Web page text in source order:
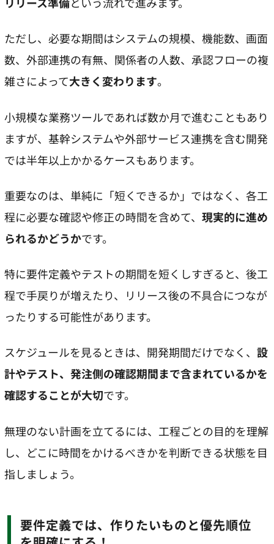
ただし、必要な期間はシステムの規模、機能数、画面
数、外部連携の有無、関係者の人数、承認フローの複
雑さによって大きく変わります。
小規模な業務ツールであれば数か月で進むこともあり
ますが、基幹システムや外部サービス連携を含む開発
では半年以上かかるケースもあります。
重要なのは、単純に「短くできるか」ではなく、各工
程に必要な確認や修正の時間を含めて、 現実的に進め
られるかどうかです。
特に要件定義やテストの期間を短くしすぎると、後工
程で手戻りが増えたり、リリース後の不具合につなが
ったりする可能性があります。
スケジュールを見るときは、開発期間だけでなく、 設
計やテスト、発注側の確認期間まで含まれているかを
確認することが大切です。
無理のない計画を立てるには、工程ごとの目的を理解
し、どこに時間をかけるべきかを判断できる状態を目
指しましょう。
要件定義では、作りたいものと優先順位